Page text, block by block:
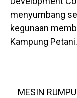
menyumbang
kegunaan
Kampung Petani.
MESIN